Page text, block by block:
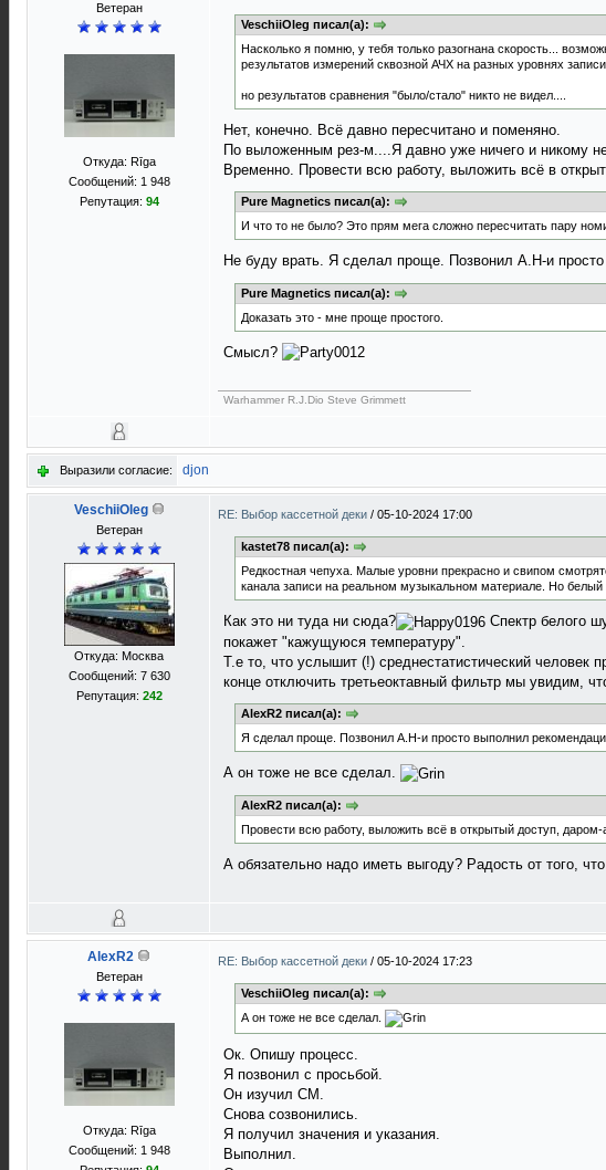
Ветеран
Откуда: Rīga
Сообщений: 1 948
Репутация: 94
VeschiiOleg писал(а):
Насколько я помню, у тебя только разогнана скорость...
результатов измерений сквозной АЧХ на разных уровнях
но результатов сравнения "было/стало" никто не видел....
Нет, конечно. Всё давно пересчитано и поменяно.
По выложенным рез-м....Я давно уже ничего и никому
Временно. Провести всю работу, выложить всё в
Pure Magnetics писал(а):
И что то не было? Это прям мега сложно пересчитать пару
Не буду врать. Я сделал проще. Позвонил А.Н-и
Pure Magnetics писал(а):
Доказать это - мне проще простого.
Смысл?
Warhammer R.J.Dio Steve Grimmett
Выразили согласие: djon
VeschiiOleg
Ветеран
Откуда: Москва
Сообщений: 7 630
Репутация: 242
RE: Выбор кассетной деки / 05-10-2024 17:00
kastet78 писал(а):
Редкостная чепуха. Малые уровни прекрасно и свипом
канала записи на реальном музыкальном материале. Но белый
Как это ни туда ни сюда?
Спектр белого
покажет "кажущуюся температуру".
Т.е то, что услышит (!) среднестатистический человек
конце отключить третьеоктавный фильтр мы увидим,
AlexR2 писал(а):
Я сделал проще. Позвонил А.Н-и просто выполнил
А он тоже не все сделал.
AlexR2 писал(а):
Провести всю работу, выложить всё в открытый доступ, даром-
А обязательно надо иметь выгоду? Радость от того,
AlexR2
Ветеран
Откуда: Rīga
Сообщений: 1 948
RE: Выбор кассетной деки / 05-10-2024 17:23
VeschiiOleg писал(а):
А он тоже не все сделал.
Ок. Опишу процесс.
Я позвонил с просьбой.
Он изучил СМ.
Снова созвонились.
Я получил значения и указания.
Выполнил.